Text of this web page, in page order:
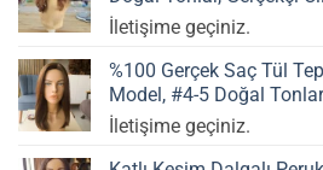
İletişime geçiniz.
%100 Gerçek Saç Tül
Model, #4-5 Doğal Tonlar
İletişime geçiniz.